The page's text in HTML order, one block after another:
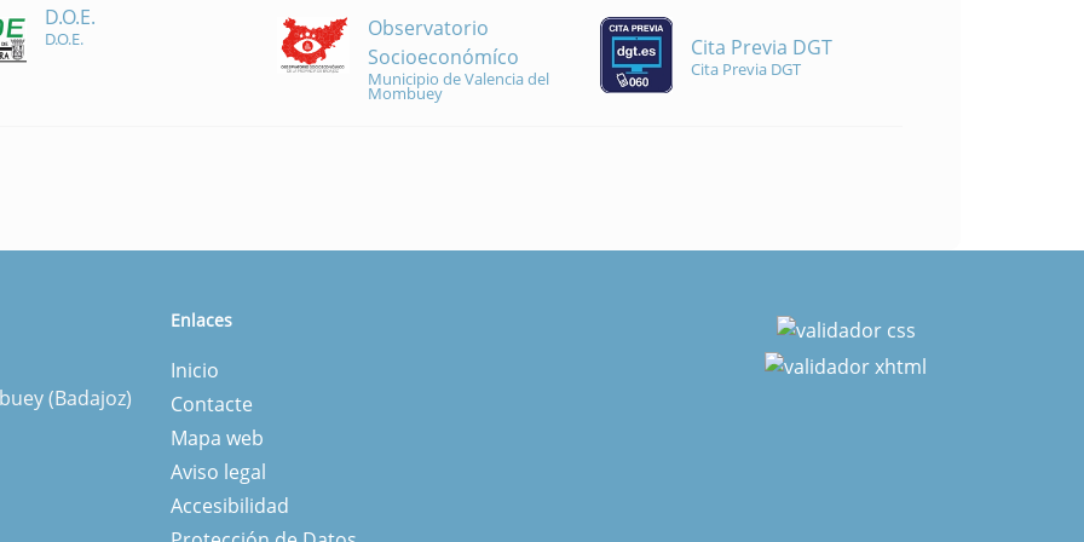
D.O.E.
D.O.E.
Observatorio
Socioeconómíco
Municipio de Valencia del
Mombuey
Cita Previa DGT
Cita Previa DGT
(Badajoz)
Enlaces
Inicio
Contacte
Mapa web
Aviso legal
Accesibilidad